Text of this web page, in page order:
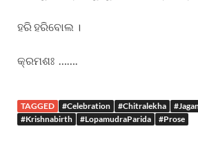
ହରି ହରିବୋଲ ।
କ୍ରମଶଃ …….
TAGGED #Celebration #Chitralekha
#Krishnabirth
#LopamudraParida #Prose